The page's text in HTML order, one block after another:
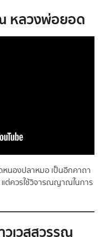
หลวงพ่อยอด
นองปลาหมอ เป็นอีกคาถา
ต่ควรใช้วิจารณญาณในการ